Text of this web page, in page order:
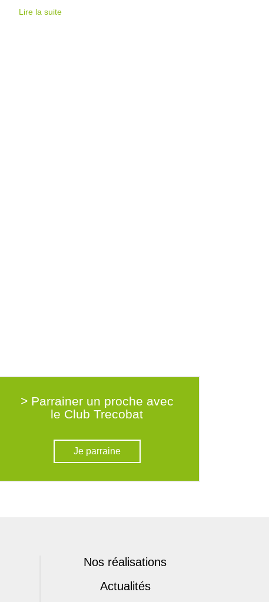
Lire la suite
> Parrainer un proche avec
le Club Trecobat
Je parraine
Nos réalisations
Actualités